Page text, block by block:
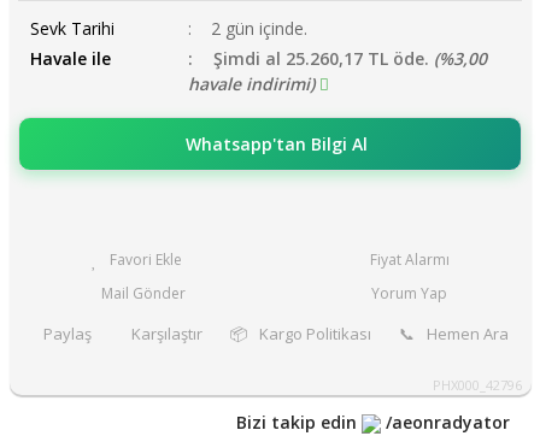
Sevk Tarihi
2 gün içinde.
Havale ile
Şimdi al 25.260,17 TL öde. (%3,00
havale indirimi)
Whatsapp'tan Bilgi Al
Fiyat Alarmı
Mail Gönder
Yorum Yap
Paylaş Karşılaştır 📦 Kargo Politikası 📞 Hemen Ara
PHX000_42796
Bizi takip edin /aeonradyator